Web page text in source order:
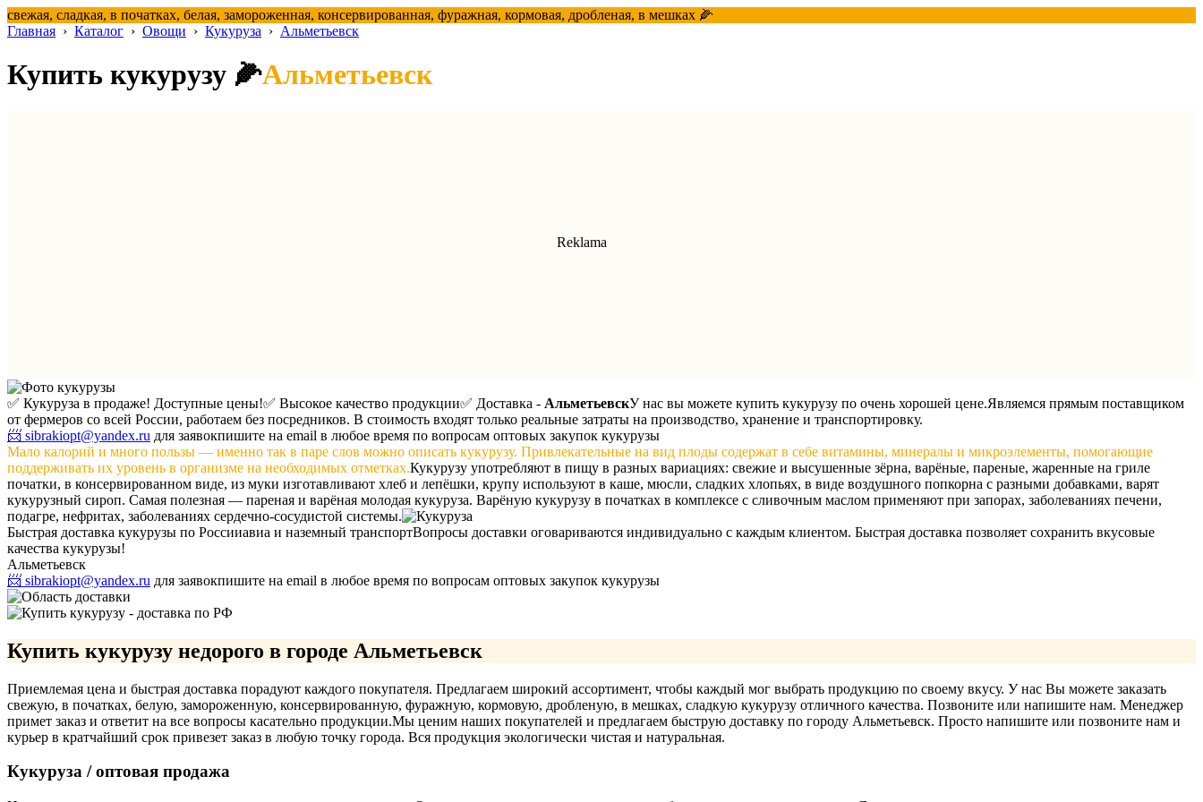
свежая, сладкая, в початках, белая, замороженная, консервированная, фуражная, кормовая, дробленая, в мешках 🌽
Главная › Каталог › Овощи › Кукуруза › Альметьевск
Купить кукурузу 🌽Альметьевск
✅ Кукуруза в продаже! Доступные цены!✅ Высокое качество продукции✅ Доставка - АльметьевскУ нас вы можете купить кукурузу по очень хорошей цене.Являемся прямым поставщиком
от фермеров со всей России, работаем без посредников. В стоимость входят только реальные затраты на производство, хранение и транспортировку.
📨 sibrakiopt@yandex.ru для заявокпишите на email в любое время по вопросам оптовых закупок кукурузы
Мало калорий и много пользы — именно так в паре слов можно описать кукурузу. Привлекательные на вид плоды содержат в себе витамины, минералы и микроэлементы, помогающие
поддерживать их уровень в организме на необходимых отметках.Кукурузу употребляют в пищу в разных вариациях: свежие и высушенные зёрна, варёные, пареные, жаренные на гриле
початки, в консервированном виде, из муки изготавливают хлеб и лепёшки, крупу используют в каше, мюсли, сладких хлопьях, в виде воздушного попкорна с разными добавками, варят
кукурузный сироп. Самая полезная — пареная и варёная молодая кукуруза. Варёную кукурузу в початках в комплексе с сливочным маслом применяют при запорах, заболеваниях печени,
подагре, нефритах, заболеваниях сердечно-сосудистой системы.
Быстрая доставка кукурузы по Россииавиа и наземный транспортВопросы доставки оговариваются индивидуально с каждым клиентом. Быстрая доставка позволяет сохранить вкусовые
качества кукурузы!
Альметьевск
📨 sibrakiopt@yandex.ru для заявокпишите на email в любое время по вопросам оптовых закупок кукурузы
Купить кукурузу недорого в городе Альметьевск
Приемлемая цена и быстрая доставка порадуют каждого покупателя. Предлагаем широкий ассортимент, чтобы каждый мог выбрать продукцию по своему вкусу. У нас Вы можете заказать
свежую, в початках, белую, замороженную, консервированную, фуражную, кормовую, дробленую, в мешках, сладкую кукурузу отличного качества. Позвоните или напишите нам. Менеджер
примет заказ и ответит на все вопросы касательно продукции.Мы ценим наших покупателей и предлагаем быструю доставку по городу Альметьевск. Просто напишите или позвоните нам и
курьер в кратчайший срок привезет заказ в любую точку города. Вся продукция экологически чистая и натуральная.
Кукуруза / оптовая продажа